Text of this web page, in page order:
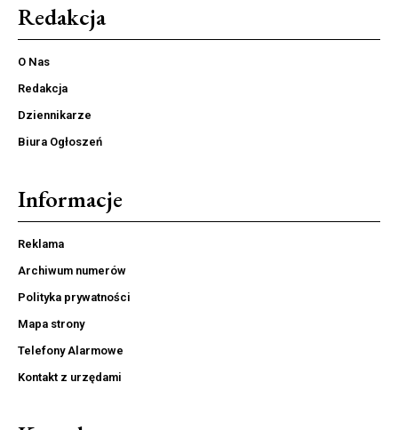
Redakcja
O Nas
Redakcja
Dziennikarze
Biura Ogłoszeń
Informacje
Reklama
Archiwum numerów
Polityka prywatności
Mapa strony
Telefony Alarmowe
Kontakt z urzędami